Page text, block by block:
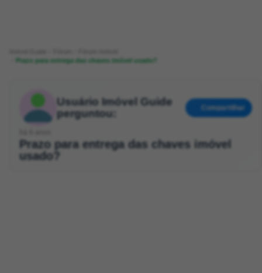
Prazo para entrega das chaves imóvel usado?
Usuário Imóvel Guide
perguntou:
Compartilhar
Prazo para entrega das chaves imóvel
usado?